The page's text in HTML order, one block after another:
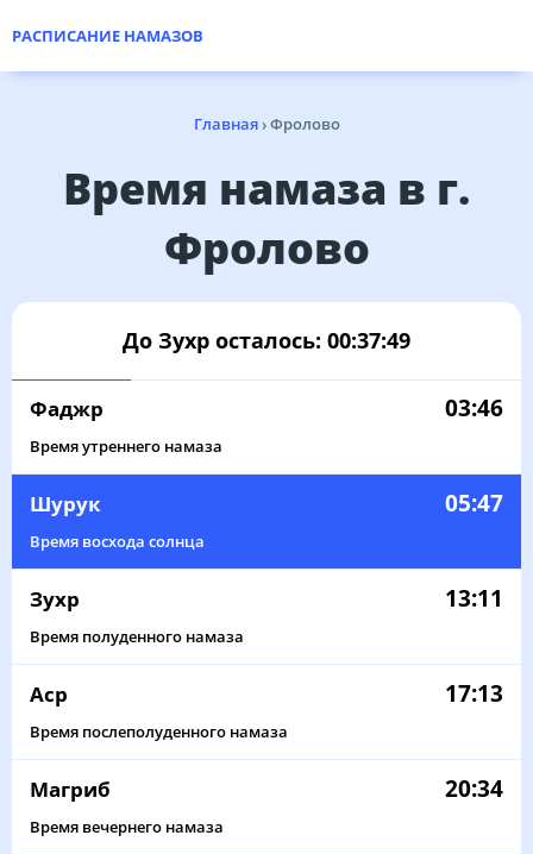
РАСПИСАНИЕ НАМАЗОВ
Главная›Фролово
Время намаза в г.
Фролово
До Зухр осталось: 00:37:49
Фаджр 03:46
Время утреннего намаза
Шурук 05:47
Время восхода солнца
Зухр 13:11
Время полуденного намаза
Аср 17:13
Время послеполуденного намаза
Магриб 20:34
Время вечернего намаза